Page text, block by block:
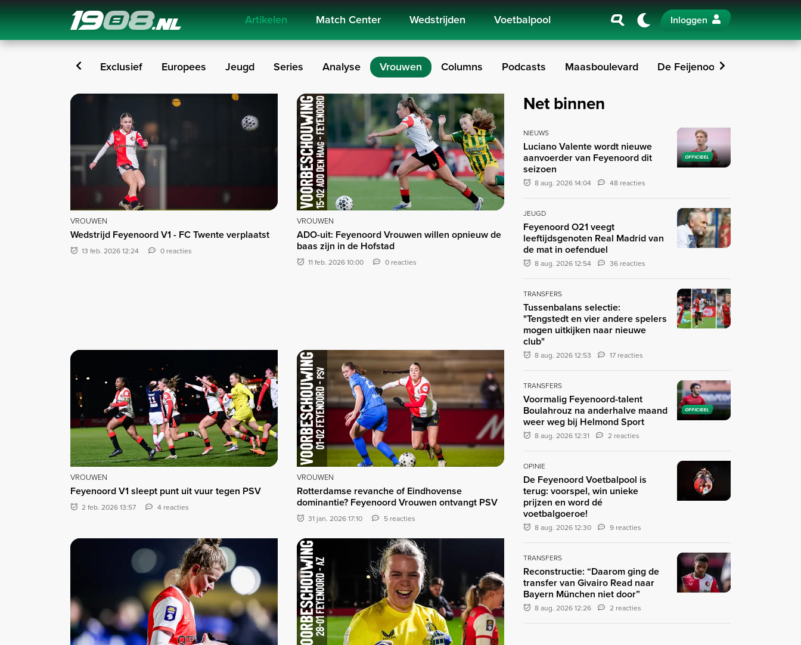
Navigation Artikelen Match Center Wedstrijden Voetbalpool Inloggen
Opinie Exclusief Europees Jeugd Series Analyse Vrouwen Columns Podcasts Maasboulevard De Feijenoorder
Vrouwen
VROUWEN
Wedstrijd Feyenoord V1 - FC Twente verplaatst
13 feb. 2026 12:24 0 reacties
VROUWEN
ADO-uit: Feyenoord Vrouwen willen opnieuw de
baas zijn in de Hofstad
11 feb. 2026 10:00 0 reacties
VROUWEN
Feyenoord V1 sleept punt uit vuur tegen PSV
2 feb. 2026 13:57 4 reacties
VROUWEN
Rotterdamse revanche of Eindhovense
dominantie? Feyenoord Vrouwen ontvangt PSV
31 jan. 2026 17:10 5 reacties
Net binnen
OFFICIEEL
NIEUWS
Luciano Valente wordt nieuwe
aanvoerder van Feyenoord dit
seizoen
8 aug. 2026 14:04 48 reacties
JEUGD
Feyenoord O21 veegt
leeftijdsgenoten Real Madrid van
de mat in oefenduel
8 aug. 2026 12:54 36 reacties
TRANSFERS
Tussenbalans selectie:
"Tengstedt en vier andere spelers
mogen uitkijken naar nieuwe
club"
8 aug. 2026 12:53 17 reacties
OFFICIEEL
TRANSFERS
Voormalig Feyenoord-talent
Boulahrouz na anderhalve maand
weer weg bij Helmond Sport
8 aug. 2026 12:31 2 reacties
OPINIE
De Feyenoord Voetbalpool is
terug: voorspel, win unieke
prijzen en word dé
voetbalgoeroe!
8 aug. 2026 12:30 9 reacties
TRANSFERS
Reconstructie: “Daarom ging de
transfer van Givairo Read naar
Bayern München niet door”
8 aug. 2026 12:26 2 reacties